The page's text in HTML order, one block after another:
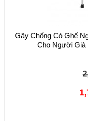
Gậy Chống Có Ghế
Cho Người Già